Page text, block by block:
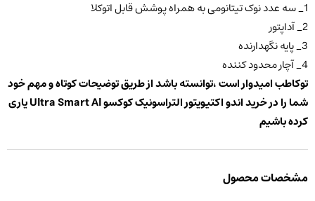
1_ سه عدد نوک تیتانومی به همراه پوشش قابل اتوکلا
2_ آداپتور
3_ پایه نگهدارنده
4_ آچار محدود کننده
توکاطب امیدوار است ،توانسته باشد از طریق توضیحات کوتاه و مهم خود
شما را در خرید اندو اکتیویتور التراسونیک کوکسو
یاری
کرده باشیم
مشخصات محصول